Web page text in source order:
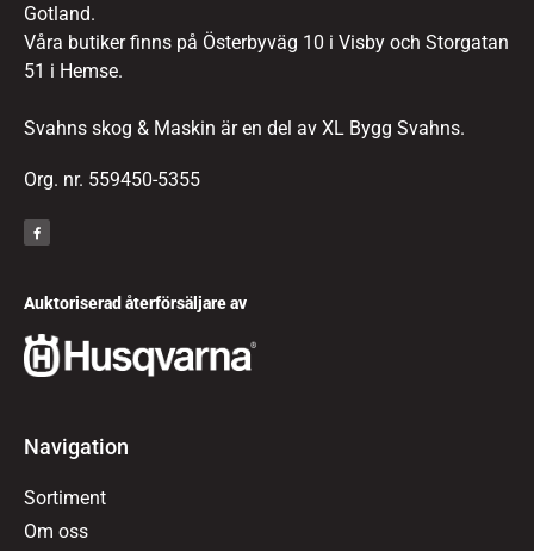
Gotland.
Våra butiker finns på Österbyväg 10 i Visby och Storgatan
51 i Hemse.
Svahns skog & Maskin är en del av XL Bygg Svahns.
Org. nr. 559450-5355
Auktoriserad återförsäljare av
Navigation
Sortiment
Om oss